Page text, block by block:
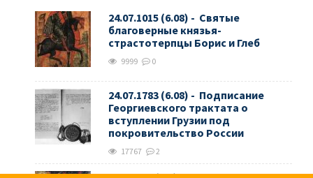
24.07.1015 (6.08) - Святые
благоверные князья-
страстотерпцы Борис и Глеб
9999 0
24.07.1783 (6.08) - Подписание
Георгиевского трактата о
вступлении Грузии под
покровительство России
17767 2